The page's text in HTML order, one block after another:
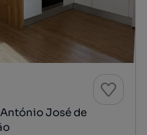
José de